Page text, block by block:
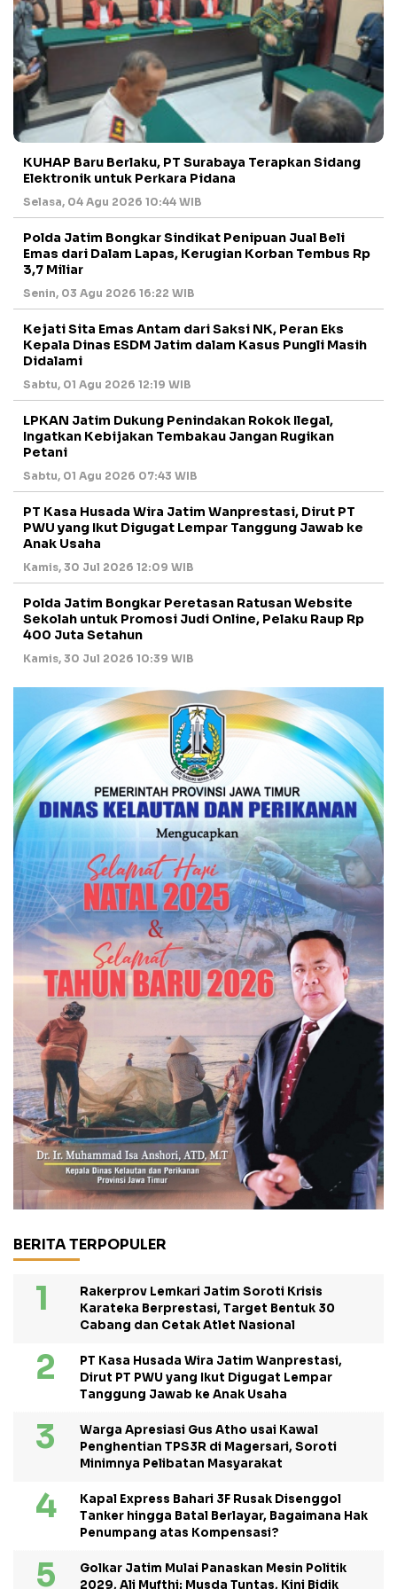
KUHAP Baru Berlaku, PT Surabaya Terapkan Sidang
Elektronik untuk Perkara Pidana
Selasa, 04 Agu 2026 10:44 WIB
Polda Jatim Bongkar Sindikat Penipuan Jual Beli
Emas dari Dalam Lapas, Kerugian Korban Tembus Rp
3,7 Miliar
Senin, 03 Agu 2026 16:22 WIB
Kejati Sita Emas Antam dari Saksi NK, Peran Eks
Kepala Dinas ESDM Jatim dalam Kasus Pungli Masih
Didalami
Sabtu, 01 Agu 2026 12:19 WIB
LPKAN Jatim Dukung Penindakan Rokok Ilegal,
Ingatkan Kebijakan Tembakau Jangan Rugikan
Petani
Sabtu, 01 Agu 2026 07:43 WIB
PT Kasa Husada Wira Jatim Wanprestasi, Dirut PT
PWU yang Ikut Digugat Lempar Tanggung Jawab ke
Anak Usaha
Kamis, 30 Jul 2026 12:09 WIB
Polda Jatim Bongkar Peretasan Ratusan Website
Sekolah untuk Promosi Judi Online, Pelaku Raup Rp
400 Juta Setahun
Kamis, 30 Jul 2026 10:39 WIB
BERITA TERPOPULER
Rakerprov Lemkari Jatim Soroti Krisis
Karateka Berprestasi, Target Bentuk 30
Cabang dan Cetak Atlet Nasional
PT Kasa Husada Wira Jatim Wanprestasi,
Dirut PT PWU yang Ikut Digugat Lempar
Tanggung Jawab ke Anak Usaha
Warga Apresiasi Gus Atho usai Kawal
Penghentian TPS3R di Magersari, Soroti
Minimnya Pelibatan Masyarakat
Kapal Express Bahari 3F Rusak Disenggol
Tanker hingga Batal Berlayar, Bagaimana Hak
Penumpang atas Kompensasi?
Golkar Jatim Mulai Panaskan Mesin Politik
2029, Ali Mufthi: Musda Tuntas, Kini Bidik